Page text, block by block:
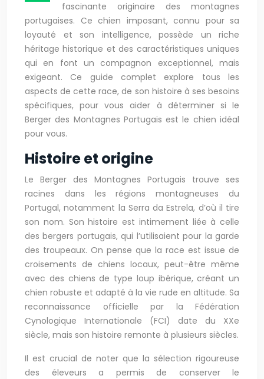
fascinante originaire des montagnes
portugaises. Ce chien imposant, connu pour sa
loyauté et son intelligence, possède un riche
héritage historique et des caractéristiques uniques
qui en font un compagnon exceptionnel, mais
exigeant. Ce guide complet explore tous les
aspects de cette race, de son histoire à ses besoins
spécifiques, pour vous aider à déterminer si le
Berger des Montagnes Portugais est le chien idéal
pour vous.
Histoire et origine
Le Berger des Montagnes Portugais trouve ses
racines dans les régions montagneuses du
Portugal, notamment la Serra da Estrela, d’où il tire
son nom. Son histoire est intimement liée à celle
des bergers portugais, qui l’utilisaient pour la garde
des troupeaux. On pense que la race est issue de
croisements de chiens locaux, peut-être même
avec des chiens de type loup ibérique, créant un
chien robuste et adapté à la vie rude en altitude. Sa
reconnaissance officielle par la Fédération
Cynologique Internationale (FCI) date du XXe
siècle, mais son histoire remonte à plusieurs siècles.
Il est crucial de noter que la sélection rigoureuse
des éleveurs a permis de conserver le